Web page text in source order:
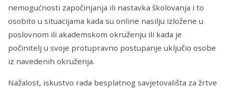
nemogućnosti započinjanja ili nastavka školovanja i to
osobito u situacijama kada su online nasilju izložene u
poslovnom ili akademskom okruženju ili kada je
počinitelj u svoje protupravno postupanje uključio osobe
iz navedenih okruženja.
Nažalost, iskustvo rada besplatnog savjetovališta za žrtve